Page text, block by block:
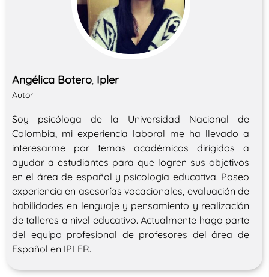
Angélica Botero Ipler
Autor
Soy psicóloga de la Universidad Nacional de
Colombia, mi experiencia laboral me ha llevado a
interesarme por temas académicos dirigidos a
ayudar a estudiantes para que logren sus objetivos
en el área de español y psicología educativa. Poseo
experiencia en asesorías vocacionales, evaluación de
habilidades en lenguaje y pensamiento y realización
de talleres a nivel educativo. Actualmente hago parte
del equipo profesional de profesores del área de
Español en IPLER.